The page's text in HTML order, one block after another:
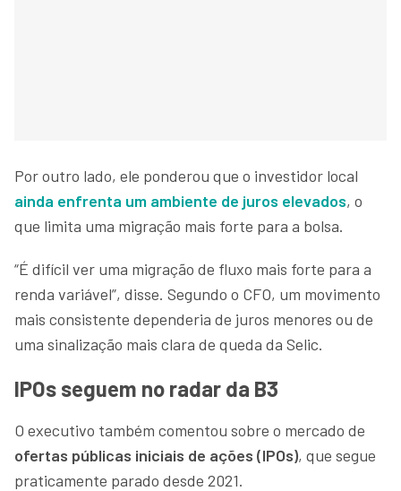
Por outro lado, ele ponderou que o investidor local
ainda enfrenta um ambiente de juros elevados, o
que limita uma migração mais forte para a bolsa.
“É difícil ver uma migração de fluxo mais forte para a
renda variável”, disse. Segundo o CFO, um movimento
mais consistente dependeria de juros menores ou de
uma sinalização mais clara de queda da Selic.
IPOs seguem no radar da B3
O executivo também comentou sobre o mercado de
ofertas públicas iniciais de ações (IPOs), que segue
praticamente parado desde 2021.